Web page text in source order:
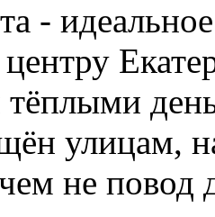
-
улицам,
не повод